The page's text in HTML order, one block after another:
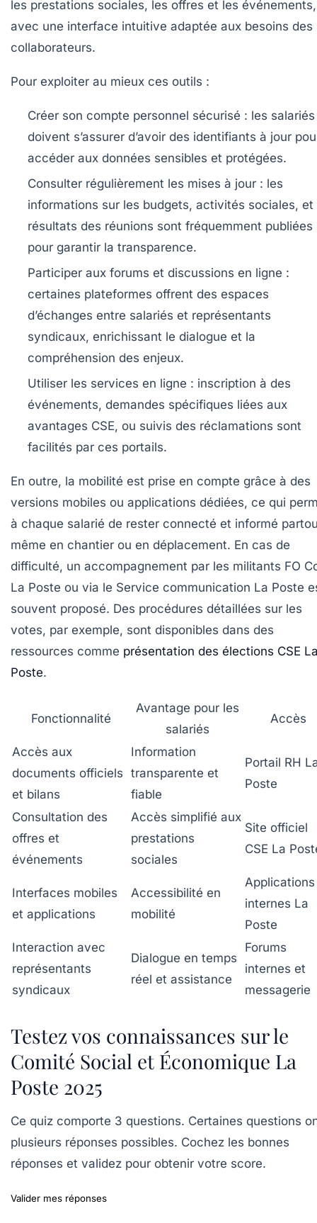
les prestations sociales, les offres et les événements,
avec une interface intuitive adaptée aux besoins des
collaborateurs.
Pour exploiter au mieux ces outils :
Créer son compte personnel sécurisé : les salariés
doivent s’assurer d’avoir des identifiants à jour
accéder aux données sensibles et protégées.
Consulter régulièrement les mises à jour : les
informations sur les budgets, activités sociales, et
résultats des réunions sont fréquemment publiées
pour garantir la transparence.
Participer aux forums et discussions en ligne :
certaines plateformes offrent des espaces
d’échanges entre salariés et représentants
syndicaux, enrichissant le dialogue et la
compréhension des enjeux.
Utiliser les services en ligne : inscription à des
événements, demandes spécifiques liées aux
avantages CSE, ou suivis des réclamations sont
facilités par ces portails.
En outre, la mobilité est prise en compte grâce à des
versions mobiles ou applications dédiées, ce qui
à chaque salarié de rester connecté et informé
même en chantier ou en déplacement. En cas de
difficulté, un accompagnement par les militants FO
La Poste ou via le Service communication La Poste
souvent proposé. Des procédures détaillées sur les
votes, par exemple, sont disponibles dans des
ressources comme présentation des élections CSE
Poste.
Fonctionnalité
Avantage pour les
salariés
Accès
Accès aux
documents officiels
et bilans
Information
transparente et
fiable
Portail RH
Poste
Consultation des
offres et
événements
Accès simplifié aux
prestations
sociales
Site officiel
CSE La
Interfaces mobiles
et applications
Accessibilité en
mobilité
Applications
internes La
Poste
Interaction avec
représentants
syndicaux
Dialogue en temps
réel et assistance
Forums
internes et
messagerie
Testez vos connaissances sur le
Comité Social et Économique La
Poste 2025
Ce quiz comporte 3 questions. Certaines questions
plusieurs réponses possibles. Cochez les bonnes
réponses et validez pour obtenir votre score.
Valider mes réponses